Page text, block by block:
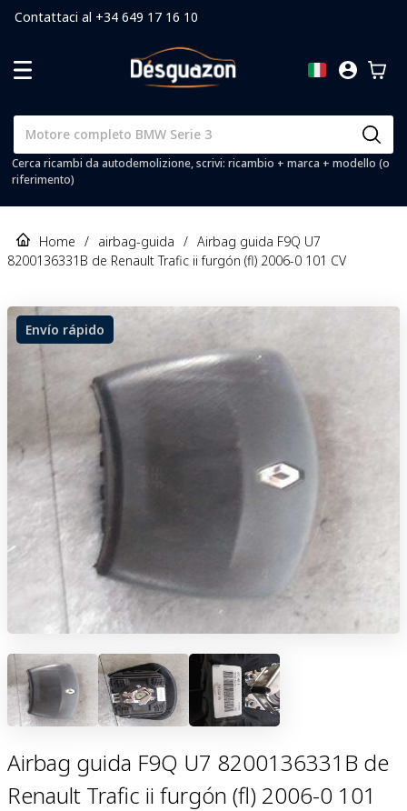
Contattaci al +34 649 17 16 10
Cerca ricambi da autodemolizione, scrivi: ricambio + marca + modello (o
riferimento)
Home / airbag-guida / Airbag guida F9Q U7
8200136331B de Renault Trafic ii furgón (fl) 2006-0 101 CV
Envío rápido
Airbag guida F9Q U7 8200136331B de
Renault Trafic ii furgón (fl) 2006-0 101